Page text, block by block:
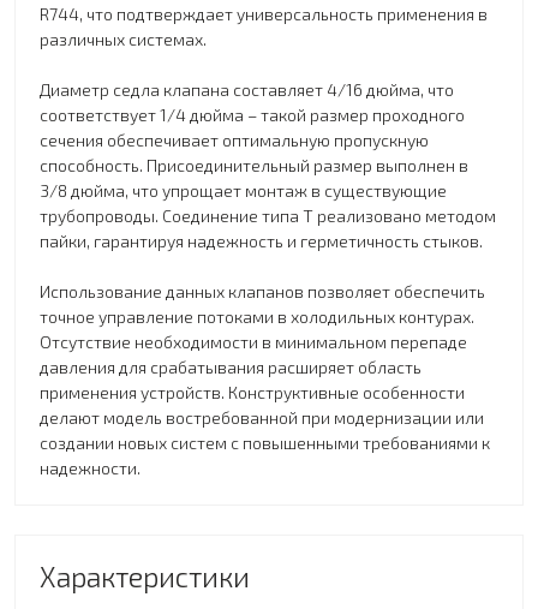
R744, что подтверждает универсальность применения в
различных системах.
Диаметр седла клапана составляет 4/16 дюйма, что
соответствует 1/4 дюйма – такой размер проходного
сечения обеспечивает оптимальную пропускную
способность. Присоединительный размер выполнен в
3/8 дюйма, что упрощает монтаж в существующие
трубопроводы. Соединение типа T реализовано методом
пайки, гарантируя надежность и герметичность стыков.
Использование данных клапанов позволяет обеспечить
точное управление потоками в холодильных контурах.
Отсутствие необходимости в минимальном перепаде
давления для срабатывания расширяет область
применения устройств. Конструктивные особенности
делают модель востребованной при модернизации или
создании новых систем с повышенными требованиями к
надежности.
Характеристики